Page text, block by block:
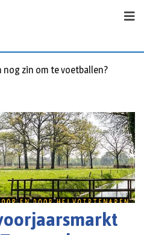
nog zin om te voetballen? Kom